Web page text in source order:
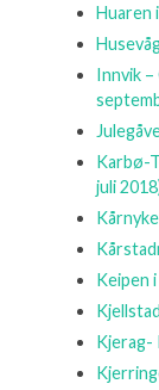
Huaren
Innvik
Karbø-
juli
Keipen